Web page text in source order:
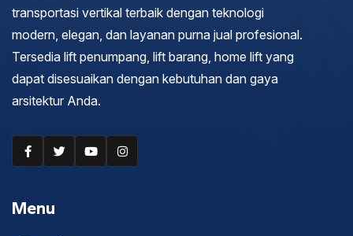
transportasi vertikal terbaik dengan teknologi
modern, elegan, dan layanan purna jual profesional.
Tersedia lift penumpang, lift barang, home lift yang
dapat disesuaikan dengan kebutuhan dan gaya
arsitektur Anda.
Menu